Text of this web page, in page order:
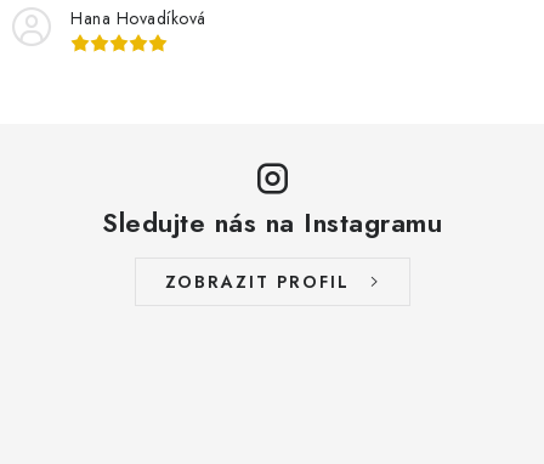
Hana Hovadíková
Sledujte nás na Instagramu
ZOBRAZIT PROFIL